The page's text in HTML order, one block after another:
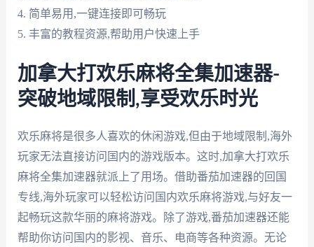
4. 简单易用,一键连接即可畅玩
5. 丰富的教程资源,帮助用户快速上手
加拿大打欢乐麻将全集加速器-
突破地域限制,享受欢乐时光
欢乐麻将是很多人喜欢的休闲游戏,但由于地域限制,海外
玩家无法直接访问国内的游戏版本。这时,加拿大打欢乐
麻将全集加速器就派上了用场。借助番茄加速器的回国
专线,海外玩家可以轻松访问国内欢乐麻将游戏,与好友一
起畅玩这款华丽的麻将游戏。除了游戏,番茄加速器还能
帮助你访问国内的影视、音乐、电商等各种资源。无论